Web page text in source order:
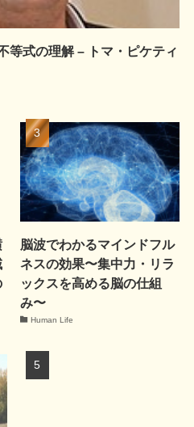
等式の理解 – トマ・ピケティ
脳波でわかるマインドフル
ネスの効果〜集中力・リラ
ックスを高める脳の仕組
み〜
Human Life